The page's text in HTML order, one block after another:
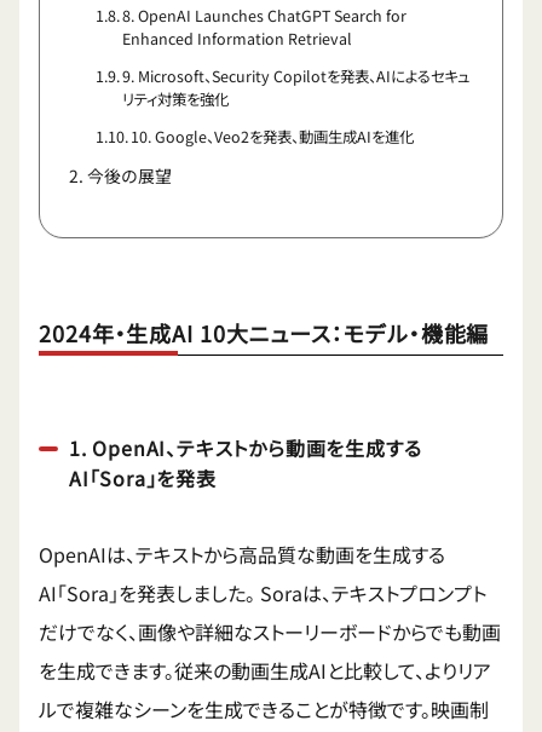
8. OpenAI Launches ChatGPT Search for
Enhanced Information Retrieval
9. Microsoft、Security Copilotを発表、AIによるセキュ
リティ対策を強化
10. Google、Veo2を発表、動画生成AIを進化
今後の展望
2024年・生成AI 10大ニュース：モデル・機能編
1. OpenAI、テキストから動画を生成する
AI「Sora」を発表
OpenAIは、テキストから高品質な動画を生成する
AI「Sora」を発表しました。 Soraは、テキストプロンプト
だけでなく、画像や詳細なストーリーボードからでも動画
を生成できます。従来の動画生成AIと比較して、よりリア
ルで複雑なシーンを生成できることが特徴です。映画制